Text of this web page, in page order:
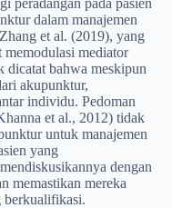
dalam manajemen
et al. (2019), yang
mediator
dicatat bahwa meskipun
akupunktur,
individu. Pedoman
et al., 2012) tidak
untuk manajemen
yang
dengan
memastikan mereka
berkualifikasi.